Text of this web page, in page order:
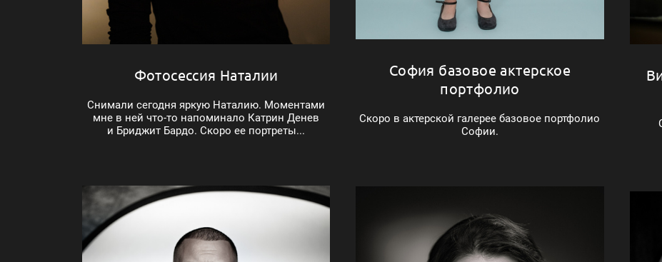
Фотосессия Наталии
Снимали сегодня яркую Наталию. Моментами
мне в ней что-то напоминало Катрин Денев
и Бриджит Бардо. Скоро ее портреты...
София базовое актерское
портфолио
Скоро в актерской галерее базовое портфолио
Софии.